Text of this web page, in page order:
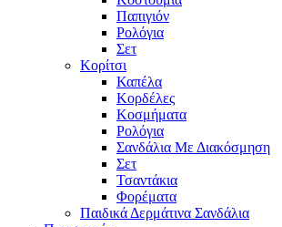
Παπιγιόν
Ρολόγια
Σετ
Κορίτσι
Καπέλα
Κορδέλες
Κοσμήματα
Ρολόγια
Σανδάλια Με Διακόσμηση
Σετ
Τσαντάκια
Φορέματα
Παιδικά Δερμάτινα Σανδάλια